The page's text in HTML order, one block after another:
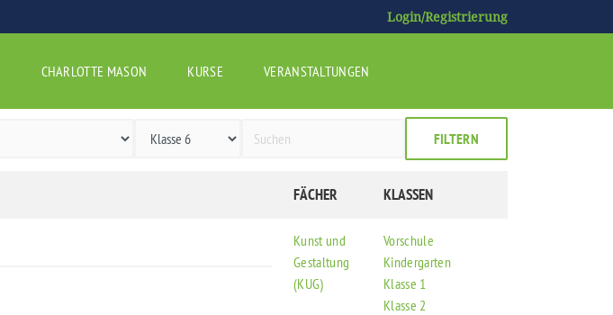
Login/Registrierung
CHARLOTTE MASON KURSE VERANSTALTUNGEN
FILTERN
FÄCHER KLASSEN
Kunst und
Gestaltung
(KUG)
Vorschule
Kindergarten
Klasse 1
Klasse 2